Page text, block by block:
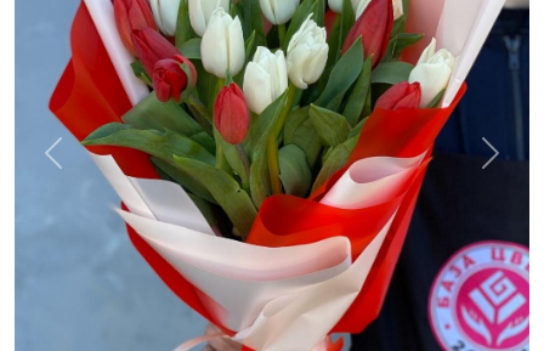
Назад